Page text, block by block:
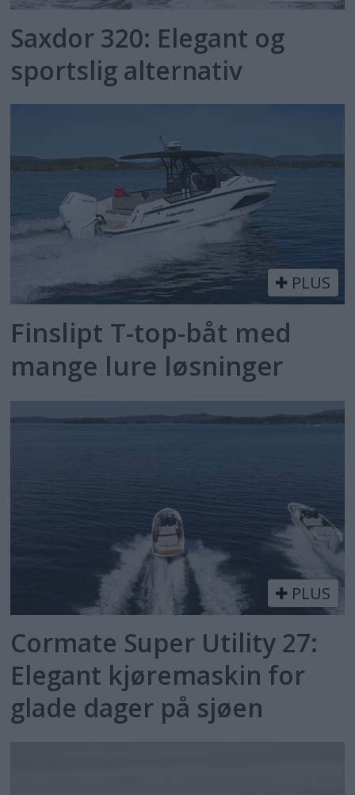
Saxdor 320: Elegant og
sportslig alternativ
PLUS
Finslipt T-top-båt med
mange lure løsninger
PLUS
Cormate Super Utility 27:
Elegant kjøremaskin for
glade dager på sjøen